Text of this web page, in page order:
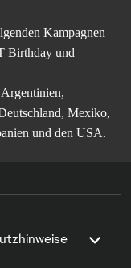
Kampagnen
Birthday und
Mexiko,
und den USA.